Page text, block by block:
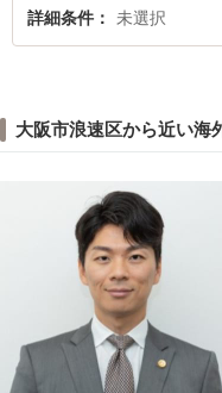
詳細条件 未選択
大阪市浪速区から近い海